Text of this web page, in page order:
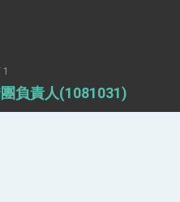
美國智庫「德國馬歇爾基金
化跨大西洋戰略夥伴關係
性成果 卓揆期勉爭取時間完
攜手合作，整合台灣雄厚數
邦目標
負責人(1081031)